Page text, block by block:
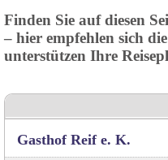
Finden Sie auf diesen
– hier empfehlen sich
unterstützen Ihre
Gasthof Reif e. K.